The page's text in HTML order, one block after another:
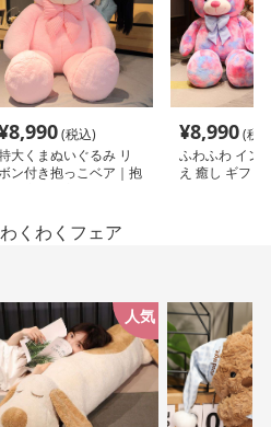
8,990(税込)
大くまぬいぐるみ リ
ン付き抱っこベア｜抱
フト
¥8,990(税
ふわふわ イン
え 癒し ギフト
人気